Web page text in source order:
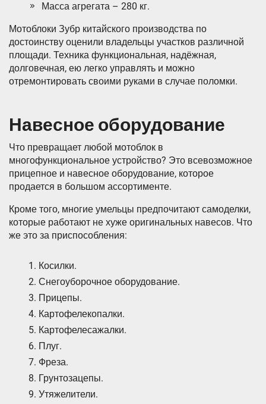
Масса агрегата – 280 кг.
Мотоблоки Зубр китайского производства по
достоинству оценили владельцы участков различной
площади. Техника функциональная, надёжная,
долговечная, ею легко управлять и можно
отремонтировать своими руками в случае поломки.
Навесное оборудование
Что превращает любой мотоблок в
многофункциональное устройство? Это всевозможное
прицепное и навесное оборудование, которое
продается в большом ассортименте.
Кроме того, многие умельцы предпочитают самоделки,
которые работают не хуже оригинальных навесов. Что
же это за приспособления:
Косилки.
Снегоуборочное оборудование.
Прицепы.
Картофелекопалки.
Картофелесажалки.
Плуг.
Фреза.
Грунтозацепы.
Утяжелители.